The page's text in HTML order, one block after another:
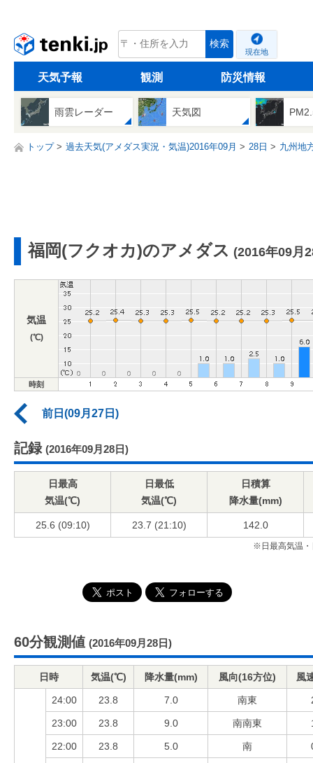
tenki.jp 検索
現在地
天気予報 観測 防災情報
雨雲レーダー 天気図
トップ 過去天気(アメダス実況・気温)2016年09月 28日 九州地
福岡(フクオカ)のアメダス (2016年09月
気温
(℃)
時刻
前日(09月27日)
記録 (2016年09月28日)
日最高
気温(℃)
日最低
気温(℃)
日積算
降水量(mm)
25.6 (09:10) 23.7 (21:10) 142.0
※日最高気温・
60分観測値 (2016年09月28日)
日時 気温(℃) 降水量(mm) 風向(16方位) 風
24:00 23.8 7.0 南東
23:00 23.8 9.0 南南東
22:00 23.8 5.0 南